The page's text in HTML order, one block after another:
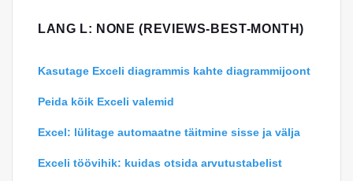
LANG L: NONE (REVIEWS-BEST-MONTH)
Kasutage Exceli diagrammis kahte diagrammijoont
Peida kõik Exceli valemid
Excel: lülitage automaatne täitmine sisse ja välja
Exceli töövihik: kuidas otsida arvutustabelist